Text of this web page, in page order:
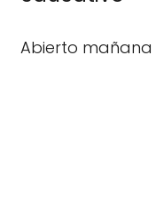
Abierto mañana